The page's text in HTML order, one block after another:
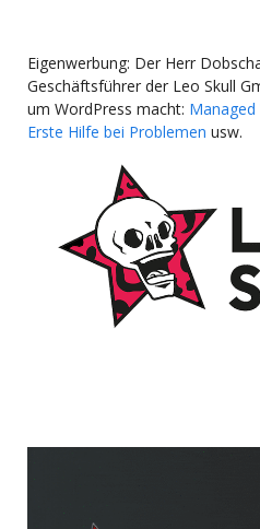
Eigenwerbung: Der Herr
Geschäftsführer der Leo Skull
um WordPress macht:
Erste Hilfe bei Problemen usw.